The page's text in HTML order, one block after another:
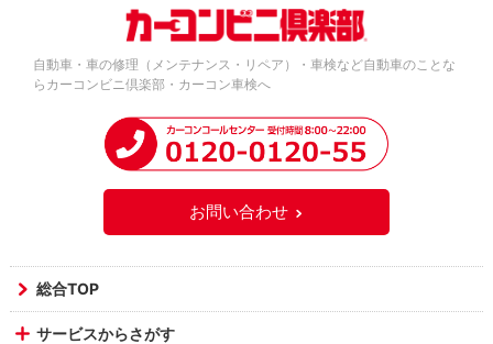
自動車・車の修理（メンテナンス・リペア）・車検など自動車のことな
らカーコンビニ倶楽部・カーコン車検へ
お問い合わせ
総合TOP
サービスからさがす